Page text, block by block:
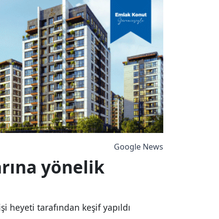
Google News
yönelik
heyeti tarafından keşif yapıldı